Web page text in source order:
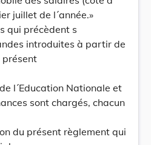
juillet de l´année.»
qui précèdent s
introduites à partir de
présent
l´Education Nationale et
sont chargés, chacun
du présent règlement qui